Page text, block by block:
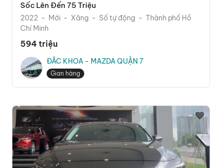
Sốc Lên Đến 75 Triệu
2022 Mới Xăng Số tự động
Thành phố Hồ
Chí Minh
594 triệu
ĐẮC KHOA - MAZDA QUẬN 7
Gian hàng